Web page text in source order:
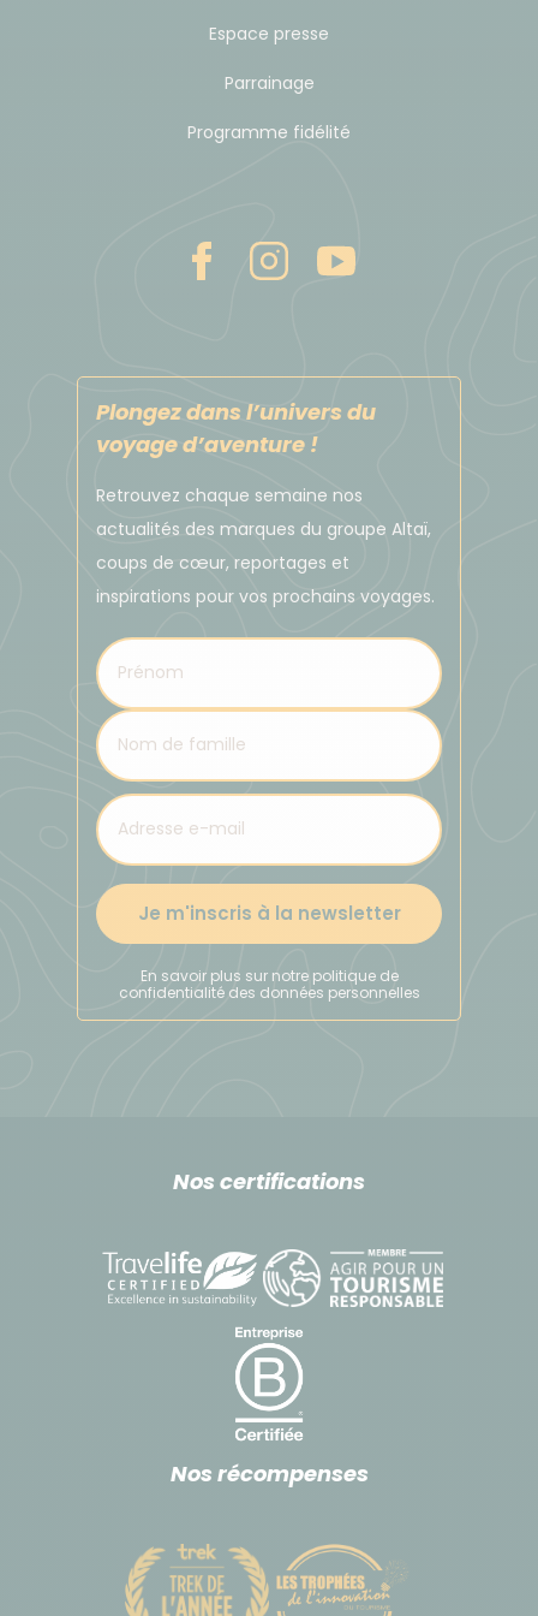
Au Pérou nous utilisons des vols réguliers au départ
pour la plupart, des vols de jour arrivant en fin de
journée avec une escale. Au retour, les vols sont de
à l’aller, avec une arrivée le jour 2 au matin. Quant à
Air France, leurs vols sont directs de Paris à Lima,
sans escale.
indicatif. En fonction des disponibilités au moment
de votre inscription, les compagnies aériennes et
horaires de vol peuvent être différents des
informations mentionnées ci-dessus.
DÉPLACEMENTS DANS LE PAYS
Minibus privé avec bouteille d'oxygène
Bus de ligne pour l'aller Lima-Huaraz le J2 et
Chiquian-Lima le J13
PORTAGE
Lors du trek, vous ne portez que vos affaires à la
des mules et vous les retrouvez le soir à votre
campement. Vous pouvez également laisser des
La devise péruvienne est le Nuevo Sol (PEN).
nous vous conseillons de vous rendre sur le site
souvenirs…), nous vous recommandons de payer en
votre arrivée à l'aéroport, auprès des bureaux de
change ou dans des distributeurs automatiques
Espace presse
Parrainage
Programme fidélité
Plongez dans l’univers du
voyage d’aventure !
Retrouvez chaque semaine nos
actualités des marques du groupe Altaï,
coups de cœur, reportages et
inspirations pour vos prochains voyages.
Je m'inscris à la newsletter
En savoir plus sur notre politique de
confidentialité des données personnelles
Nos certifications
Nos récompenses